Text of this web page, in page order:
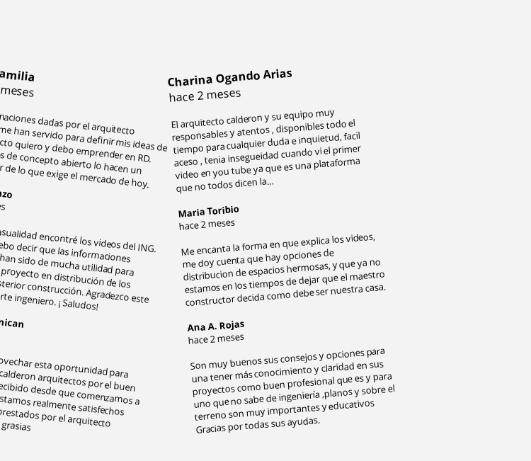
dadas por el arquitecto
servido para definir mis ideas de
quiero y debo emprender en RD.
de concepto abierto lo hacen un
lo que exige el mercado de hoy.
encontré los videos del ING.
decir que las informaciones
han sido de mucha utilidad para
proyecto en distribución de los
construcción. Agradezco este
ingeniero. ¡ Saludos!
esta oportunidad para
arquitectos por el buen
desde que comenzamos a
realmente satisfechos
prestados por el arquitecto
Charina Ogando Arias
hace 2 meses
El arquitecto calderon y su equipo muy
responsables y atentos , disponibles todo el
tiempo para cualquier duda e inquietud, facil
aceso , tenia insegueidad cuando vi el primer
video en you tube ya que es una plataforma
que no todos dicen la…
Maria Toribio
hace 2 meses
Me encanta la forma en que explica los videos,
me doy cuenta que hay opciones de
distribucion de espacios hermosas, y que ya no
estamos en los tiempos de dejar que el maestro
constructor decida como debe ser nuestra casa.
Ana A. Rojas
hace 2 meses
Son muy buenos sus consejos y opciones para
una tener más conocimiento y claridad en sus
proyectos como buen profesional que es y para
uno que no sabe de ingeniería ,planos y sobre el
terreno son muy importantes y educativos
Gracias por todas sus ayudas.